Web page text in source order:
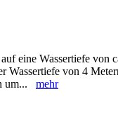
eine Wassertiefe von
Wassertiefe von 4
um... mehr